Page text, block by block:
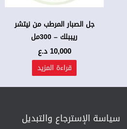
جل الصبار المرطب من نيتشر
ريببلك – 300مل
10,000 د.ع
قراءة المزيد
سياسة الإسترجاع والتبديل​